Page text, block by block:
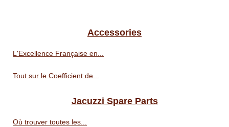
Accessories
L'Excellence Française en...
Tout sur le Coefficient de...
Jacuzzi Spare Parts
Où trouver toutes les...